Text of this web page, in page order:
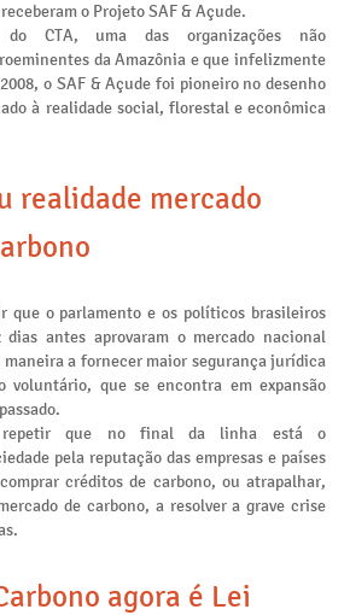
o Projeto SAF & Açude.
do CTA, uma das organizações não
da Amazônia e que infelizmente
o SAF & Açude foi pioneiro no desenho
à realidade social, florestal e econômica
realidade mercado
que o parlamento e os políticos brasileiros
dias antes aprovaram o mercado nacional
maneira a fornecer maior segurança jurídica
voluntário, que se encontra em expansão
repetir que no final da linha está o
pela reputação das empresas e países
créditos de carbono, ou atrapalhar,
de carbono, a resolver a grave crise
agora é Lei